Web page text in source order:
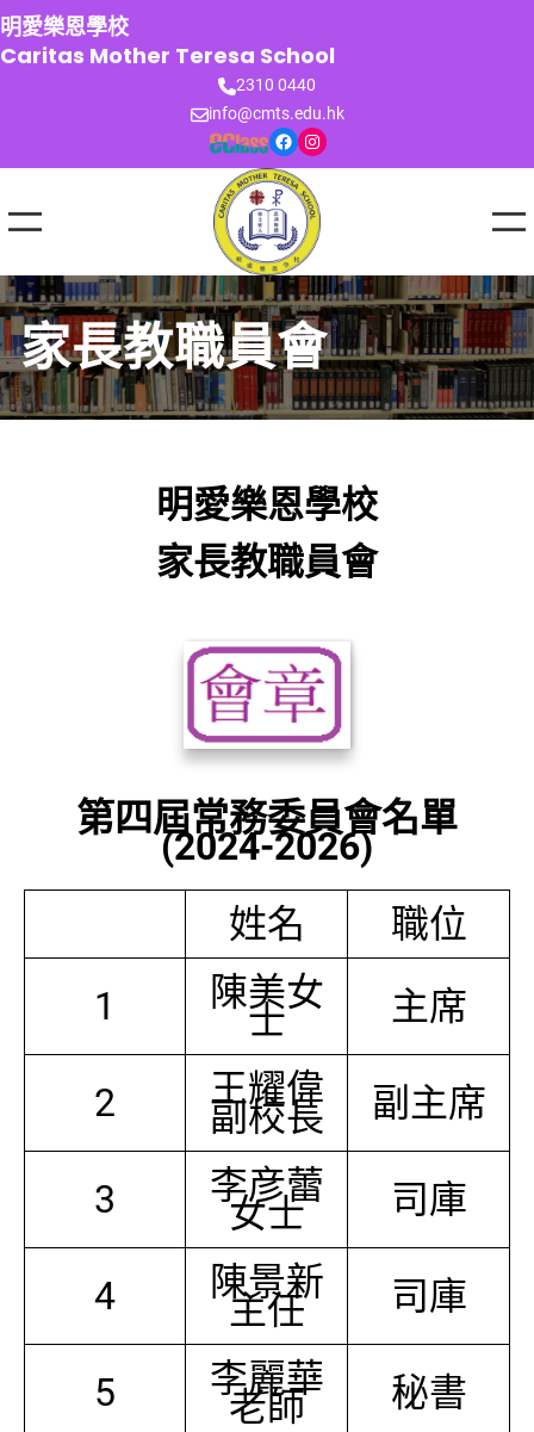
跳
至
主
明愛樂恩學校
Caritas Mother Teresa School
2310 0440
info@cmts.edu.hk
Facebook Instagram
家長教職員會
明愛樂恩學校
家長教職員會
第四屆常務委員會名單
(2024-2026)
姓名
職位
1
陳美女
士 主席
2 王耀偉
副校長 副主席
3 李彦蕾
女士 司庫
4 陳景新
主任 司庫
5 李麗華
老師 秘書